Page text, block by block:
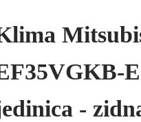
-